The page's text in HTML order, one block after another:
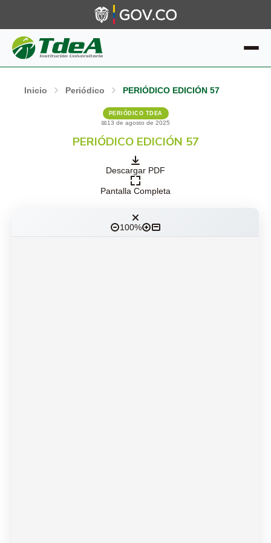
Inicio Periódico PERIÓDICO EDICIÓN 57
PERIÓDICO TDEA
13 de agosto de 2025
PERIÓDICO EDICIÓN 57
Descargar PDF
Pantalla Completa
100%